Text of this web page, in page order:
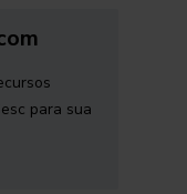
para sua